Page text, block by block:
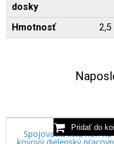
dosky
Hmotnosť 2,5
Spojovacia lišta nôh na